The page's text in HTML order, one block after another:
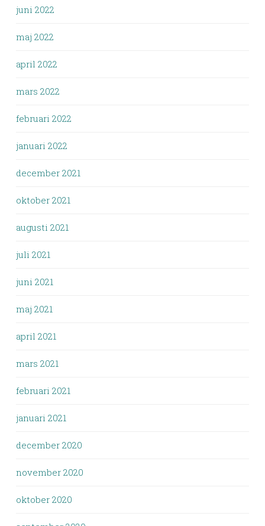
juni 2022
maj 2022
april 2022
mars 2022
februari 2022
januari 2022
december 2021
oktober 2021
augusti 2021
juli 2021
juni 2021
maj 2021
april 2021
mars 2021
februari 2021
januari 2021
december 2020
november 2020
oktober 2020